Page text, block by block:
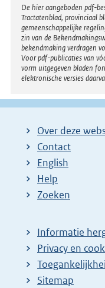
Disclaimer
De hier aangeboden pdf-
Tractatenblad, provinciaal
gemeenschappelijke
zin van de
bekendmaking verdragen
Voor pdf-publicaties van
vorm uitgegeven bladen
elektronische versies
Over deze
Contact
English
Help
Zoeken
Informatie
Privacy en
Sitemap